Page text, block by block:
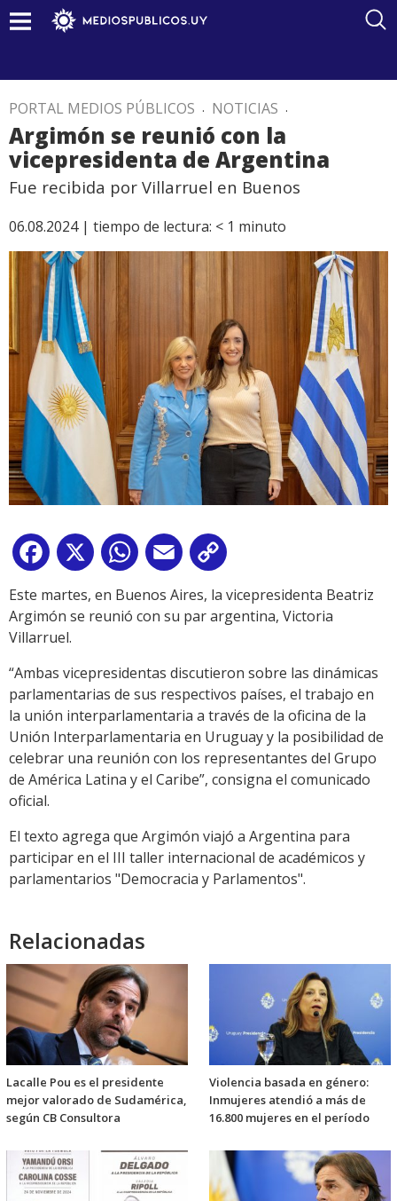
PORTAL MEDIOS PÚBLICOS . NOTICIAS .
Argimón se reunió con la
vicepresidenta de Argentina
Fue recibida por Villarruel en Buenos
06.08.2024 | tiempo de lectura: < 1 minuto
Facebook
X WhatsApp
Email
Link
Este martes, en Buenos Aires, la vicepresidenta Beatriz
Argimón se reunió con su par argentina, Victoria
Villarruel.
“Ambas vicepresidentas discutieron sobre las dinámicas
parlamentarias de sus respectivos países, el trabajo en
la unión interparlamentaria a través de la oficina de la
Unión Interparlamentaria en Uruguay y la posibilidad de
celebrar una reunión con los representantes del Grupo
de América Latina y el Caribe”, consigna el comunicado
oficial.
El texto agrega que Argimón viajó a Argentina para
participar en el III taller internacional de académicos y
parlamentarios "Democracia y Parlamentos".
Relacionadas
Lacalle Pou es el presidente
mejor valorado de Sudamérica,
según CB Consultora
Violencia basada en género:
Inmujeres atendió a más de
16.800 mujeres en el período